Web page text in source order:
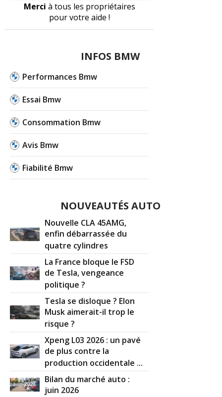
Merci à tous les propriétaires
pour votre aide !
INFOS BMW
Performances Bmw
Essai Bmw
Consommation Bmw
Avis Bmw
Fiabilité Bmw
NOUVEAUTÉS AUTO
Nouvelle CLA 45AMG,
enfin débarrassée du
quatre cylindres
La France bloque le FSD
de Tesla, vengeance
politique ?
Tesla se disloque ? Elon
Musk aimerait-il trop le
risque ?
Xpeng L03 2026 : un pavé
de plus contre la
production occidentale ...
Bilan du marché auto :
juin 2026